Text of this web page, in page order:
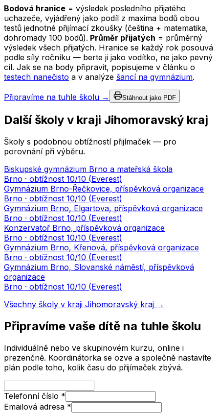
Bodová hranice = výsledek posledního přijatého
uchazeče, vyjádřený jako podíl z maxima bodů obou
testů jednotné přijímací zkoušky (čeština + matematika,
dohromady 100 bodů). Průměr přijatých = průměrný
výsledek všech přijatých. Hranice se každý rok posouvá
podle síly ročníku — berte ji jako vodítko, ne jako pevný
cíl. Jak se na body připravit, popisujeme v článku o
testech nanečisto a v analýze šancí na gymnázium.
Připravíme na tuhle školu → Stáhnout jako PDF
Další školy v kraji Jihomoravský kraj
Školy s podobnou obtížností přijímaček — pro
porovnání při výběru.
Biskupské gymnázium Brno a mateřská škola
Brno · obtížnost 10/10 (Everest)
Gymnázium Brno-Řečkovice, příspěvková organizace
Brno · obtížnost 10/10 (Everest)
Gymnázium Brno, Elgartova, příspěvková organizace
Brno · obtížnost 10/10 (Everest)
Konzervatoř Brno, příspěvková organizace
Brno · obtížnost 10/10 (Everest)
Gymnázium Brno, Křenová, příspěvková organizace
Brno · obtížnost 10/10 (Everest)
Gymnázium Brno, Slovanské náměstí, příspěvková
organizace
Brno · obtížnost 10/10 (Everest)
Všechny školy v kraji Jihomoravský kraj →
Připravíme vaše dítě na tuhle školu
Individuálně nebo ve skupinovém kurzu, online i
prezenčně. Koordinátorka se ozve a společně nastavíte
plán podle toho, kolik času do přijímaček zbývá.
Telefonní číslo *
Emailová adresa *